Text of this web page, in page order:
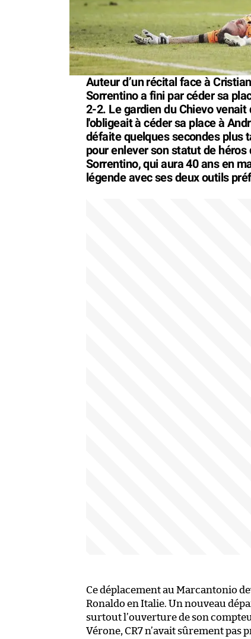
Auteur d’un récital face à
Sorrentino a fini par céder sa
2-2. Le gardien du Chievo
l'obligeait à céder sa place à
défaite quelques secondes plus
pour enlever son statut de
Sorrentino, qui aura 40 ans en
légende avec ses deux outils
Ce déplacement au Marcantonio
Ronaldo en Italie. Un nouveau
surtout l’ouverture de son
Vérone, CR7 n’avait sûrement pas